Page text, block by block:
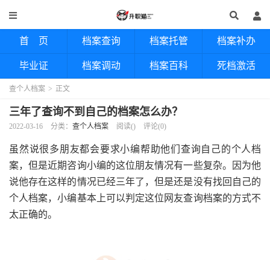
首 页 档案查询 档案托管 档案补办
毕业证 档案调动 档案百科 死档激活
查个人档案 > 正文
三年了查询不到自己的档案怎么办？
2022-03-16 分类： 查个人档案 阅读() 评论(0)
虽然说很多朋友都会要求小编帮助他们查询自己的个人档
案，但是近期咨询小编的这位朋友情况有一些复杂。因为他
说他存在这样的情况已经三年了，但是还是没有找回自己的
个人档案，小编基本上可以判定这位网友查询档案的方式不
太正确的。